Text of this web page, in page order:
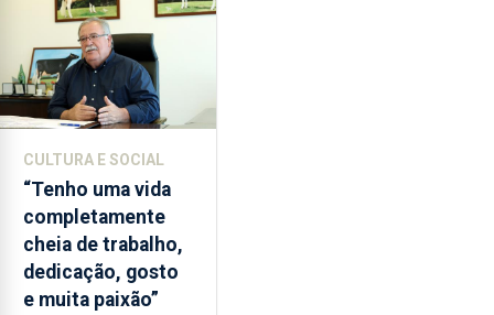
lapas
2022
e
2026.
ilha
das
Flores
apresenta
um
“decréscimo
CULTURA E SOCIAL
“Tenho uma vida
completamente
cheia de trabalho,
dedicação, gosto
e muita paixão”